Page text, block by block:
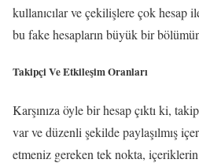
kullanıcılar ve çekilişlere çok hesap
bu fake hesapların büyük bir
Takipçi Ve Etkileşim Oranları
Karşınıza öyle bir hesap çıktı ki,
var ve düzenli şekilde paylaşılmış
etmeniz gereken tek nokta, içeriklerin